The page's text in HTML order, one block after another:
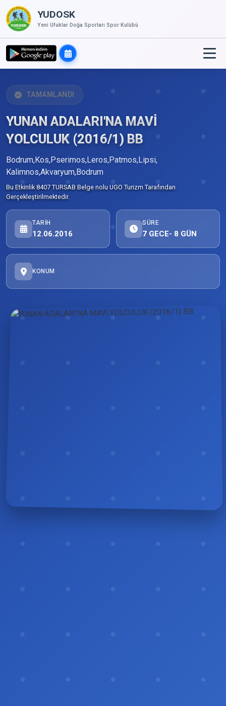
YUDOSK
Yeni Ufuklar Doğa Sporları Spor Kulübü
TAMAMLANDI
YUNAN ADALARI'NA MAVİ
YOLCULUK (2016/1) BB
Bodrum,Kos,Pserimos,Leros,Patmos,Lipsi,
Kalimnos,Akvaryum,Bodrum
Bu Etkinlik 8407 TURSAB Belge nolu UGO Turizm Tarafından
Gerçekleştirilmektedir.
TARIH
12.06.2016
SÜRE
7 GECE- 8 GÜN
KONUM